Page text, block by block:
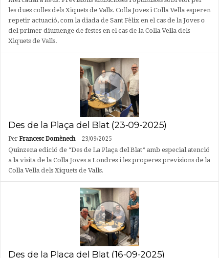
les dues colles dels Xiquets de Valls. Colla Joves i Colla Vella esperen
repetir actuació, com la diada de Sant Fèlix en el cas de la Joves o
del primer diumenge de festes en el cas de la Colla Vella dels
Xiquets de Valls.
Des de la Plaça del Blat (23-09-2025)
Per Francesc Domènech- 23/09/2025
Quinzena edició de “Des de La Plaça del Blat” amb especial atenció
a la visita de la Colla Joves a Londres i les properes previsions de la
Colla Vella dels Xiquets de Valls.
Des de la Plaça del Blat (16-09-2025)